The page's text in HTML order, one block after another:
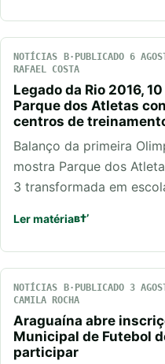
NOTÍCIAS PUBLICADO 6
RAFAEL COSTA
Legado da Rio 2016,
Parque dos Atletas
centros de
Balanço da primeira
mostra Parque dos
3 transformada em
Ler matéria
NOTÍCIAS PUBLICADO 3
CAMILA ROCHA
Araguaína abre
Municipal de Futebol
participar